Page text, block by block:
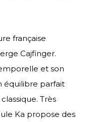
française
Cajfinger.
et son
équilibre parfait
Très
Ka propose des